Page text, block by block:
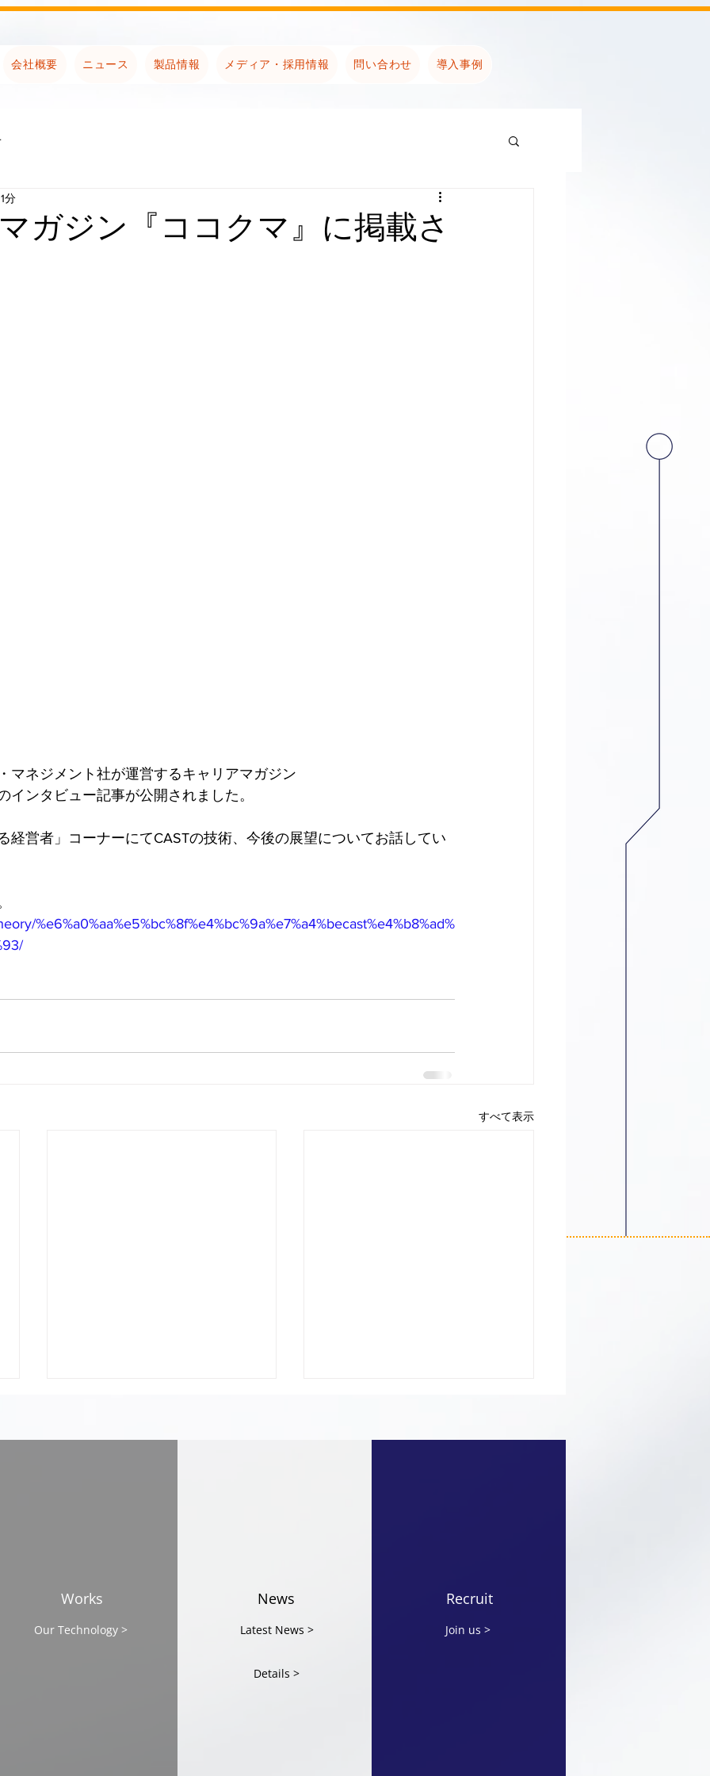
会社概要 ニュース 製品情報 メディア・採用情報 問い合わせ 導入事例
ガジン『ココクマ』に掲載さ
分
マネジメント社が運営するキャリアマガジン
インタビュー記事が公開されました。
経営者」コーナーにてCASTの技術、今後の展望についてお話してい
%e6%a0%aa%e5%bc%8f%e4%bc%9a%e7%a4%becast%e4%b8%ad%
すべて表示
が紹介されます
Works News
Latest News >
Details >
Recruit
Join us >
Our Technology >